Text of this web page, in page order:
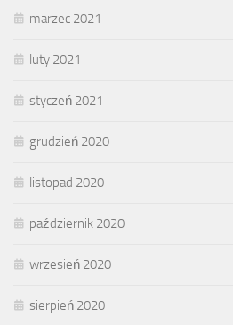
marzec 2021
luty 2021
styczeń 2021
grudzień 2020
listopad 2020
październik 2020
wrzesień 2020
sierpień 2020